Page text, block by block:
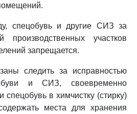
спецобувь и другие СИЗ за
производственных участков
запрещается.
следить за исправностью
и СИЗ, своевременно
спецобувь в химчистку (стирку)
места для хранения